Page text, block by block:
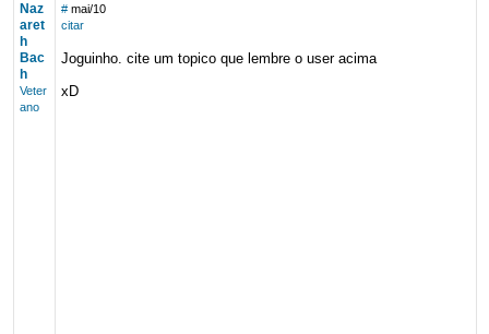
Naz
aret
h
Bac
h
Veter
ano
# mai/10
citar
Joguinho. cite um topico que lembre o user acima
xD